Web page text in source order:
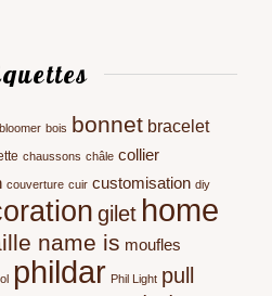
bloomer bois bonnet bracelet
chaussons châle collier
couverture cuir customisation diy
gilet home
name is moufles
phildar Phil Light pull